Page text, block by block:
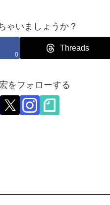
ゃいましょうか？
0
Threads
をフォローする